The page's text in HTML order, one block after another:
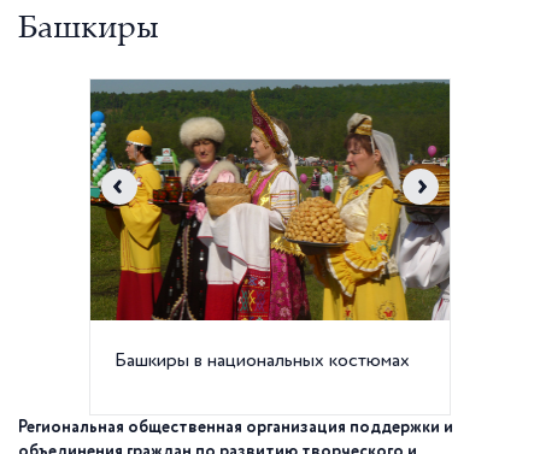
Башкиры
Башкиры в национальных костюмах
Региональная общественная организация поддержки и